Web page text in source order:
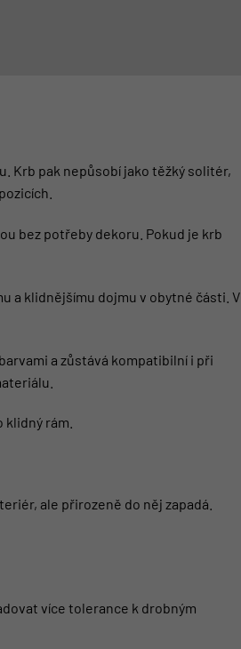
Krb pak nepůsobí jako těžký solitér,
bez potřeby dekoru. Pokud je krb
a klidnějšímu dojmu v obytné části. V
a zůstává kompatibilní i při
rám.
ale přirozeně do něj zapadá.
více tolerance k drobným